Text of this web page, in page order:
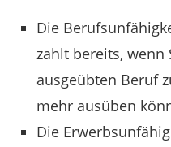
Die
zahlt bereits, wenn
ausgeübten Beruf
mehr ausüben
Die